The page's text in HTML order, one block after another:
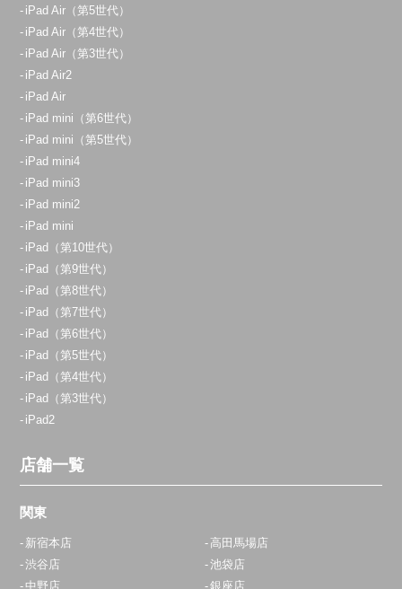
アクセス
大宮店
11:00～20:00
定休日：
不定休
070-9090-1621
11:00～20:00
定休日：不定休
070-9054-8742
アクセス
横浜店
11:00～20:00
0800-800-5919
青葉台店
iPad Air（第5世代）
iPad Air（第4世代）
iPad Air（第3世代）
iPad Air2
iPad Air
iPad mini（第6世代）
iPad mini（第5世代）
iPad mini4
iPad mini3
iPad mini2
iPad mini
iPad（第10世代）
iPad（第9世代）
iPad（第8世代）
iPad（第7世代）
iPad（第6世代）
iPad（第5世代）
iPad（第4世代）
iPad（第3世代）
iPad2
店舗一覧
関東
新宿本店
高田馬場店
渋谷店
池袋店
中野店
銀座店